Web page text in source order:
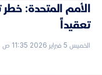
الأمم المتحدة:
تعقيداً
الخميس 5 فبراير 2026 11:35 ص